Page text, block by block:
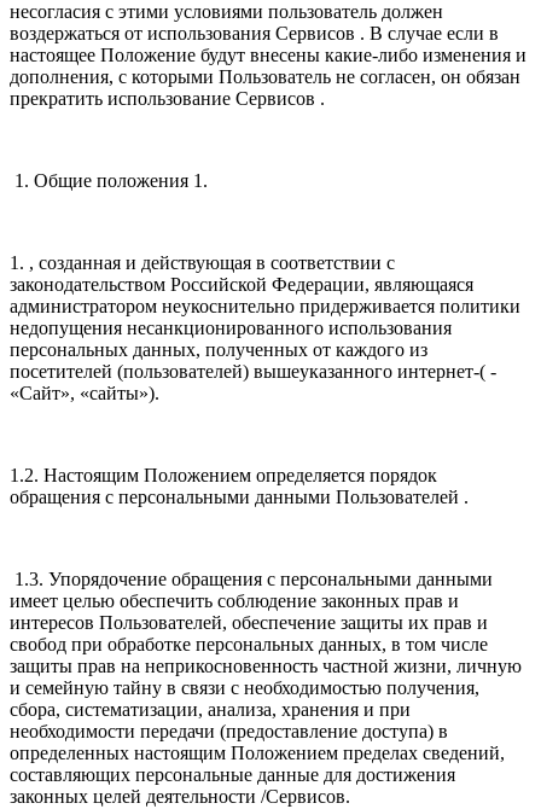
несогласия с этими условиями пользователь должен
воздержаться от использования Сервисов . В случае если в
настоящее Положение будут внесены какие-либо изменения и
дополнения, с которыми Пользователь не согласен, он обязан
прекратить использование Сервисов .
1. Общие положения 1.
1. , созданная и действующая в соответствии с
законодательством Российской Федерации, являющаяся
администратором неукоснительно придерживается политики
недопущения несанкционированного использования
персональных данных, полученных от каждого из
посетителей (пользователей) вышеуказанного интернет-( -
«Сайт», «сайты»).
1.2. Настоящим Положением определяется порядок
обращения с персональными данными Пользователей .
1.3. Упорядочение обращения с персональными данными
имеет целью обеспечить соблюдение законных прав и
интересов Пользователей, обеспечение защиты их прав и
свобод при обработке персональных данных, в том числе
защиты прав на неприкосновенность частной жизни, личную
и семейную тайну в связи с необходимостью получения,
сбора, систематизации, анализа, хранения и при
необходимости передачи (предоставление доступа) в
определенных настоящим Положением пределах сведений,
составляющих персональные данные для достижения
законных целей деятельности /Сервисов.